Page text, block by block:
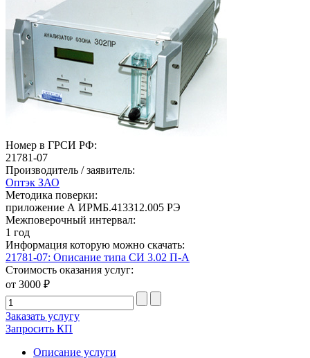
Номер в ГРСИ РФ:
21781-07
Производитель / заявитель:
Оптэк ЗАО
Методика поверки:
приложение А ИРМБ.413312.005 РЭ
Межповерочный интервал:
1 год
Информация которую можно скачать:
21781-07: Описание типа СИ 3.02 П-А
Стоимость оказания услуг:
от 3000 ₽
Заказать услугу
Запросить КП
Описание услуги